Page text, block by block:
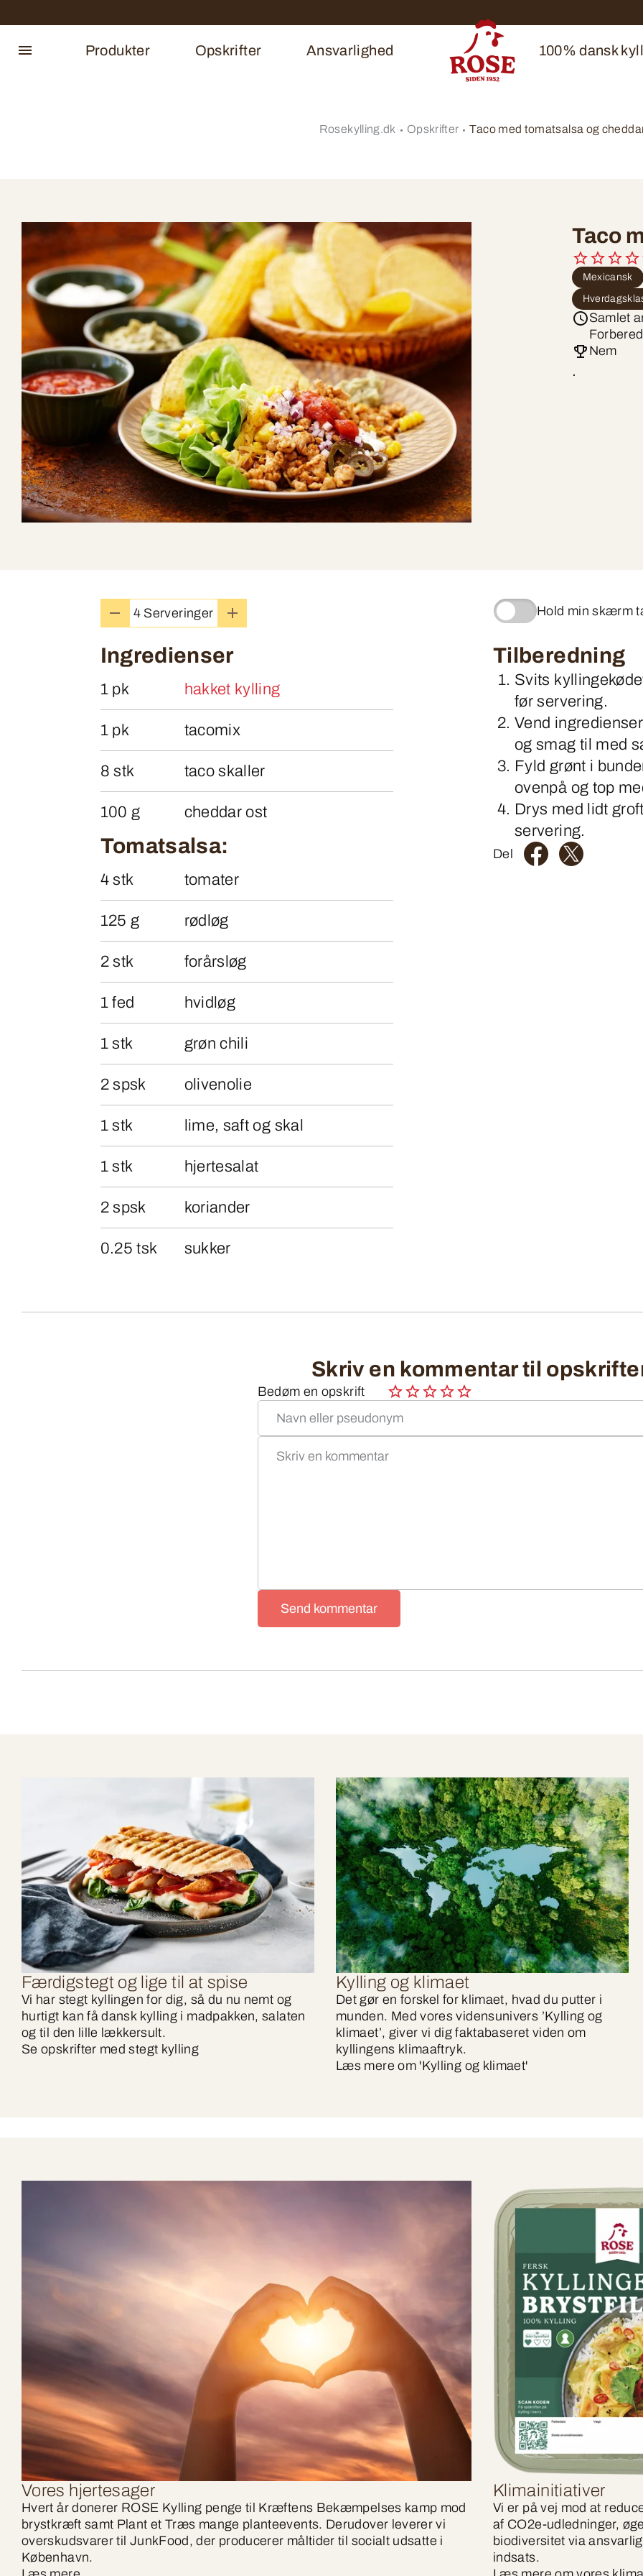
Produkter Opskrifter Ansvarlighed 100% dansk
Rosekylling.dk Opskrifter Taco med tomatsalsa og
Taco
Mexicansk
Samlet
Nem
.
Hold min skærm
4 Serveringer
Ingredienser
1 pk hakket kylling
1 pk tacomix
8 stk taco skaller
100 g cheddar ost
Tomatsalsa:
4 stk tomater
125 g rødløg
2 stk forårsløg
1 fed hvidløg
1 stk grøn chili
2 spsk olivenolie
1 stk lime, saft og skal
1 stk hjertesalat
2 spsk koriander
0.25 tsk sukker
Tilberedning
Svits
før servering.
Vend
og smag til med
Fyld grønt i
ovenpå og top
Drys med lidt
servering.
Del
Skriv en kommentar til
Bedøm en opskrift
Send kommentar
Færdigstegt og lige til at spise
Vi har stegt kyllingen for dig, så du nu nemt og
hurtigt kan få dansk kylling i madpakken, salaten
og til den lille lækkersult.
Se opskrifter med stegt kylling
Kylling og klimaet
Det gør en forskel for klimaet, hvad du putter i
munden. Med vores vidensunivers ’Kylling og
klimaet’, giver vi dig faktabaseret viden om
kyllingens klimaaftryk.
Læs mere om 'Kylling og klimaet'
Vores hjertesager
Hvert år donerer ROSE Kylling penge til Kræftens Bekæmpelses kamp mod
brystkræft samt Plant et Træs mange planteevents. Derudover leverer vi
overskudsvarer til JunkFood, der producerer måltider til socialt udsatte i
København.
Klimainitiativer
Vi er på vej mod at
af CO2e-udledninger,
biodiversitet via
indsats.